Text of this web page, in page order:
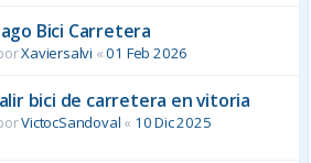
Bici Carretera
Xaviersalvi «01 Feb 2026
bici de carretera en vitoria
VictocSandoval « 10 Dic 2025